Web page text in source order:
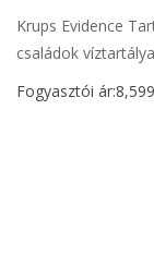
Krups Evidence
családok
Fogyasztói